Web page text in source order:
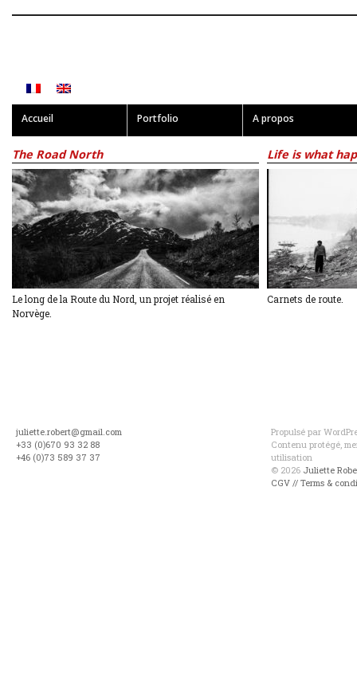
Accueil Portfolio A propos
The Road North
Le long de la Route du Nord, un projet réalisé en
Norvège.
Life is what
Carnets de route.
juliette.robert@gmail.com
+33 (0)670 93 32 88
+46 (0)73 589 37 37
Propulsé par
Contenu protégé,
utilisation
© 2026 Juliette
CGV // Terms &